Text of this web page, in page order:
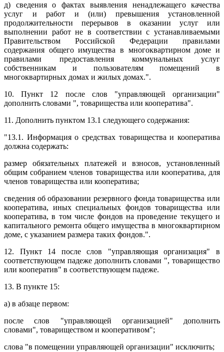
д) сведения о фактах выявления ненадлежащего качества
услуг и работ и (или) превышения установленной
продолжительности перерывов в оказании услуг или
выполнении работ не в соответствии с устанавливаемыми
Правительством Российской Федерации правилами
содержания общего имущества в многоквартирном доме и
правилами предоставления коммунальных услуг
собственникам и пользователям помещений в
многоквартирных домах и жилых домах.".
10. Пункт 12 после слов "управляющей организации"
дополнить словами ", товарищества или кооператива".
11. Дополнить пунктом 13.1 следующего содержания:
"13.1. Информация о средствах товарищества и кооператива
должна содержать:
размер обязательных платежей и взносов, установленный
общим собранием членов товарищества или кооператива, для
членов товарищества или кооператива;
сведения об образовании резервного фонда товарищества или
кооператива, иных специальных фондов товарищества или
кооператива, в том числе фондов на проведение текущего и
капитального ремонта общего имущества в многоквартирном
доме, с указанием размера таких фондов.".
12. Пункт 14 после слов "управляющая организация" в
соответствующем падеже дополнить словами ", товарищество
или кооператив" в соответствующем падеже.
13. В пункте 15:
а) в абзаце первом:
после слов "управляющей организацией" дополнить
словами", товариществом и кооперативом";
слова "в помещении управляющей организации" исключить;